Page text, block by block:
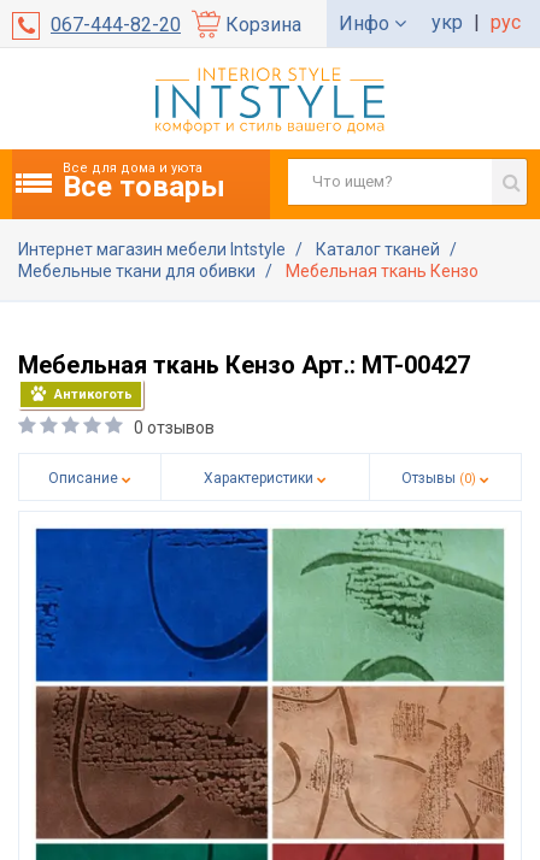
067-444-82-20 Корзина Инфо укр | рус
Все для дома и уюта
Все товары
Интернет магазин мебели Intstyle
Каталог тканей
Мебельные ткани для обивки
Мебельная ткань Кензо
Мебельная ткань Кензо Арт.: MT-00427
Антикоготь
0 отзывов
Описание Характеристики Отзывы (0)